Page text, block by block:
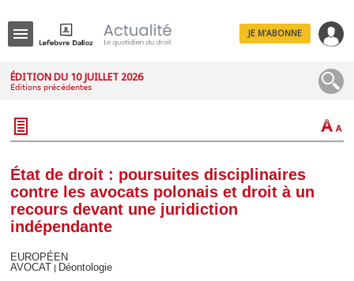
JE M'ABONNE
ÉDITION DU 10 JUILLET 2026
Éditions précédentes
État de droit : poursuites disciplinaires
contre les avocats polonais et droit à un
recours devant une juridiction
indépendante
EUROPÉEN
AVOCAT
Déontologie